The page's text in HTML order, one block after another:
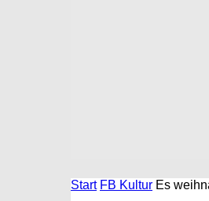
Start FB Kultur Es